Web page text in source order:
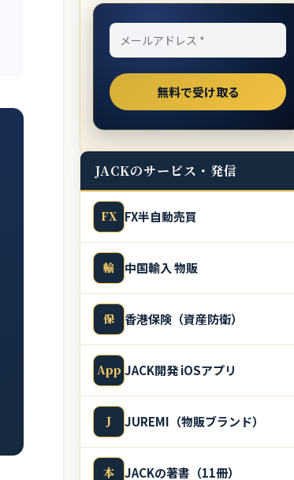
JACKのサービス・発信
FX FX半自動売買
輸 中国輸入 物販
保 香港保険（資産防衛）
App JACK開発 iOSアプリ
J JUREMI（物販ブランド）
本 JACKの著書（11冊）